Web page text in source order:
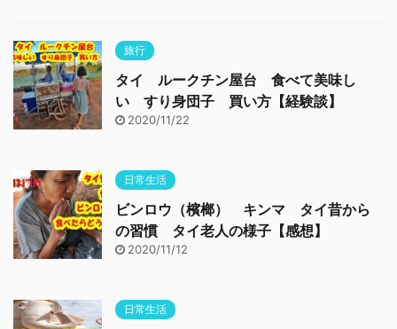
旅行
タイ ルークチン屋台 食べて美味し
い すり身団子 買い方【経験談】
2020/11/22
日常生活
ビンロウ（檳榔） キンマ タイ昔から
の習慣 タイ老人の様子【感想】
2020/11/12
日常生活